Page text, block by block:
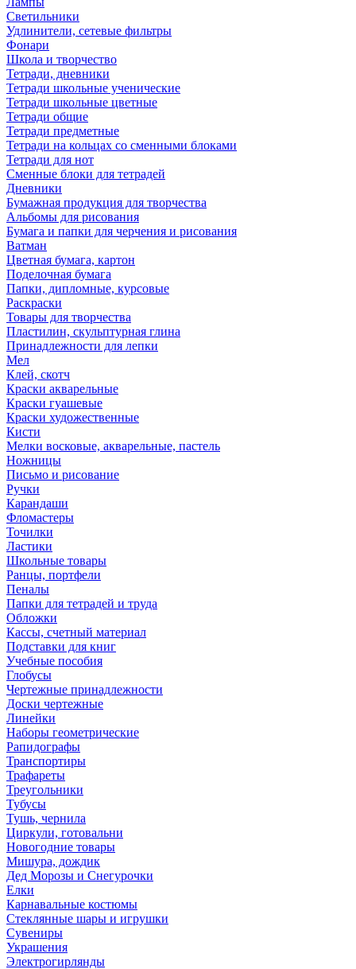
Светильники
Удлинители, сетевые фильтры
Фонари
Школа и творчество
Тетради, дневники
Тетради школьные ученические
Тетради школьные цветные
Тетради общие
Тетради предметные
Тетради на кольцах со сменными блоками
Тетради для нот
Сменные блоки для тетрадей
Дневники
Бумажная продукция для творчества
Альбомы для рисования
Бумага и папки для черчения и рисования
Ватман
Цветная бумага, картон
Поделочная бумага
Папки, дипломные, курсовые
Раскраски
Товары для творчества
Пластилин, скульптурная глина
Принадлежности для лепки
Мел
Клей, скотч
Краски акварельные
Краски гуашевые
Краски художественные
Кисти
Мелки восковые, акварельные, пастель
Ножницы
Письмо и рисование
Ручки
Карандаши
Фломастеры
Точилки
Ластики
Школьные товары
Ранцы, портфели
Пеналы
Папки для тетрадей и труда
Обложки
Кассы, счетный материал
Подставки для книг
Учебные пособия
Глобусы
Чертежные принадлежности
Доски чертежные
Линейки
Наборы геометрические
Рапидографы
Транспортиры
Трафареты
Треугольники
Тубусы
Тушь, чернила
Циркули, готовальни
Новогодние товары
Мишура, дождик
Дед Морозы и Снегурочки
Елки
Карнавальные костюмы
Стеклянные шары и игрушки
Сувениры
Украшения
Электрогирлянды